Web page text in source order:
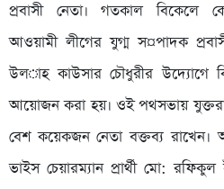
প্রবাসী নেতা। গতকাল বিকেলে
আওয়ামী লীগের যুগ্ম স¤পাদক
উল­াহ কাউসার চৌধুরীর উদ্যোগে
আয়োজন করা হয়। ওই পথসভায়
বেশ কয়েকজন নেতা বক্তব্য রাখেন।
ভাইস চেয়ারম্যান প্রার্থী মো: